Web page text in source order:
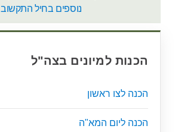
נוספים בחיל התקשוב
הכנות למיונים בצה"ל
הכנה לצו ראשון
הכנה ליום המא"ה